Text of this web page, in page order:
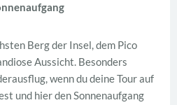
Berg der Insel, dem Pico
Aussicht. Besonders
wenn du deine Tour auf
und hier den Sonnenaufgang